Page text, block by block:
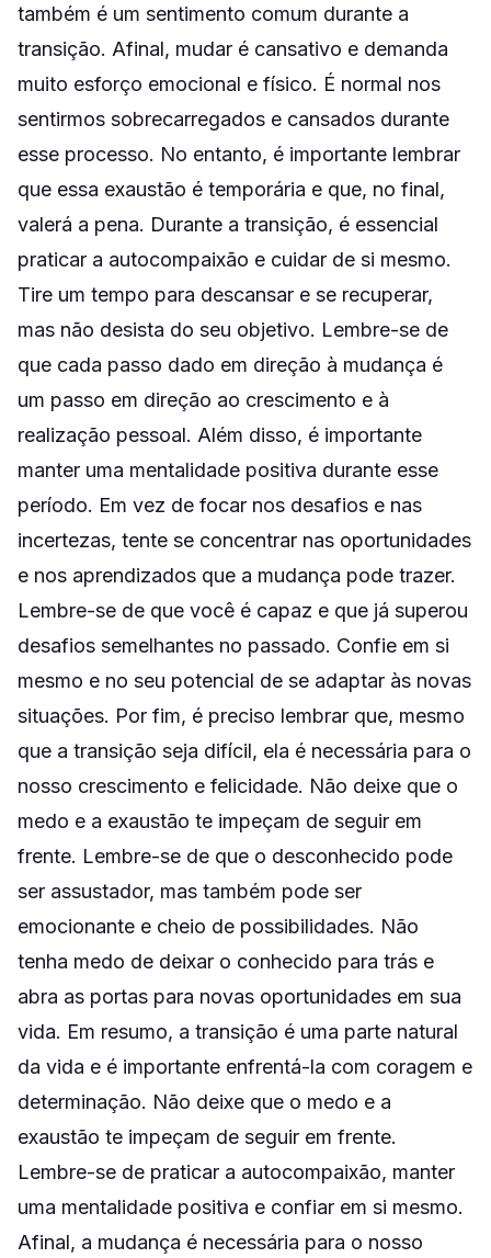
também é um sentimento comum durante a
transição. Afinal, mudar é cansativo e demanda
muito esforço emocional e físico. É normal nos
sentirmos sobrecarregados e cansados durante
esse processo. No entanto, é importante lembrar
que essa exaustão é temporária e que, no final,
valerá a pena. Durante a transição, é essencial
praticar a autocompaixão e cuidar de si mesmo.
Tire um tempo para descansar e se recuperar,
mas não desista do seu objetivo. Lembre-se de
que cada passo dado em direção à mudança é
um passo em direção ao crescimento e à
realização pessoal. Além disso, é importante
manter uma mentalidade positiva durante esse
período. Em vez de focar nos desafios e nas
incertezas, tente se concentrar nas oportunidades
e nos aprendizados que a mudança pode trazer.
Lembre-se de que você é capaz e que já superou
desafios semelhantes no passado. Confie em si
mesmo e no seu potencial de se adaptar às novas
situações. Por fim, é preciso lembrar que, mesmo
que a transição seja difícil, ela é necessária para o
nosso crescimento e felicidade. Não deixe que o
medo e a exaustão te impeçam de seguir em
frente. Lembre-se de que o desconhecido pode
ser assustador, mas também pode ser
emocionante e cheio de possibilidades. Não
tenha medo de deixar o conhecido para trás e
abra as portas para novas oportunidades em sua
vida. Em resumo, a transição é uma parte natural
da vida e é importante enfrentá-la com coragem e
determinação. Não deixe que o medo e a
exaustão te impeçam de seguir em frente.
Lembre-se de praticar a autocompaixão, manter
uma mentalidade positiva e confiar em si mesmo.
Afinal, a mudança é necessária para o nosso